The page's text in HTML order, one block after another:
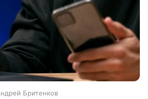
Бритенков